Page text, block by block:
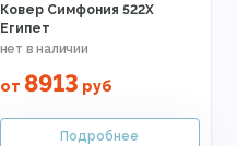
Ковер Симфония 522X
Египет
от 8913 руб